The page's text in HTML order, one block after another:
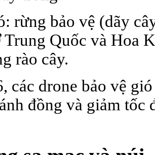
rừng bảo vệ (dãy
Trung Quốc và Hoa
rào cây.
các drone bảo vệ
đồng và giảm tốc